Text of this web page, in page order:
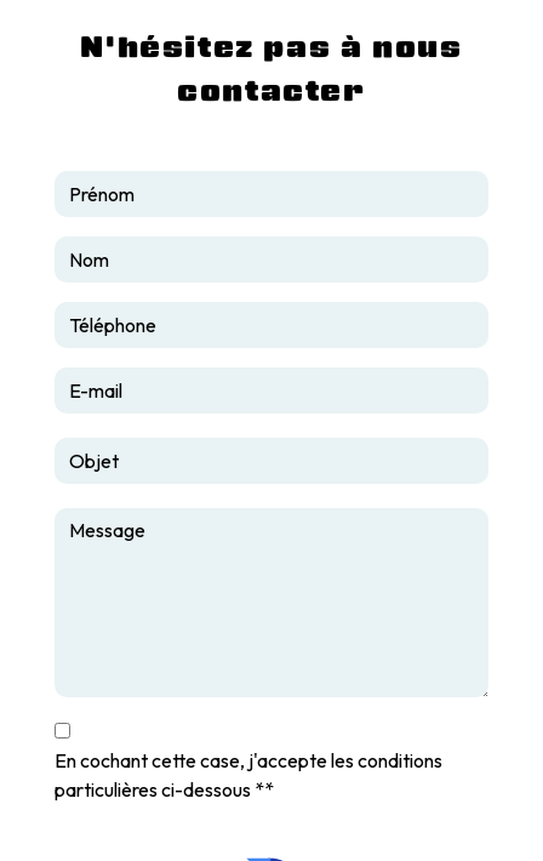
N'hésitez pas à nous
contacter
En cochant cette case, j'accepte les conditions
particulières ci-dessous **